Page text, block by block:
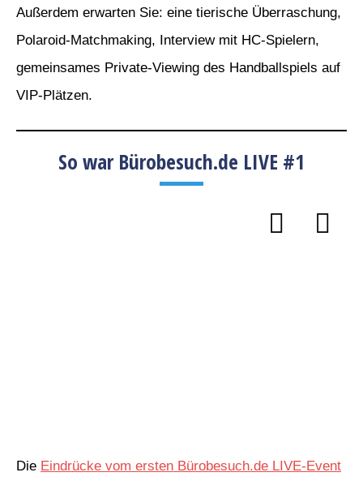
Außerdem erwarten Sie: eine tierische Überraschung,
Polaroid-Matchmaking, Interview mit HC-Spielern,
gemeinsames Private-Viewing des Handballspiels auf
VIP-Plätzen.
So war Bürobesuch.de LIVE #1
Die Eindrücke vom ersten Bürobesuch.de LIVE-Event